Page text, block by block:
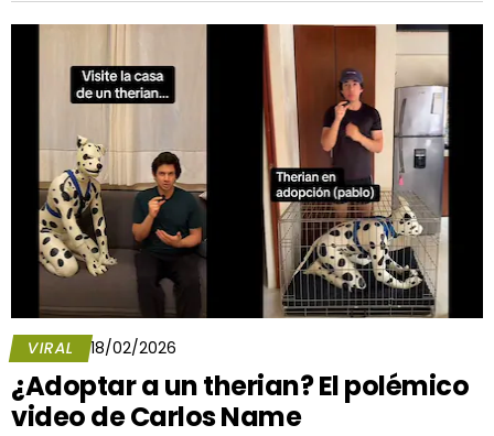
VIRAL 18/02/2026
¿Adoptar a un therian? El polémico
video de Carlos Name